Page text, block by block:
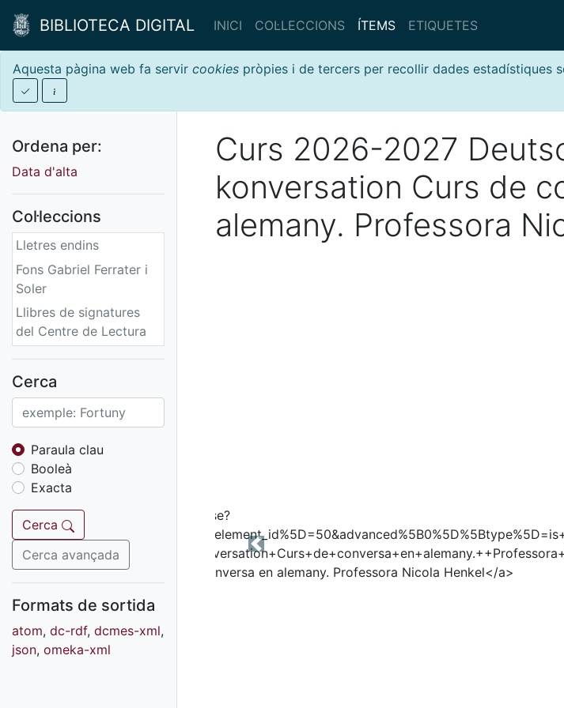
BIBLIOTECA DIGITAL INICI COL·LECCIONS ÍTEMS ETIQUETES
Aquesta pàgina web fa servir cookies pròpies i de tercers per recollir dades estadístiques
Ordena per:
Data d'alta
Col·leccions
Lletres endins
Fons Gabriel Ferrater i
Soler
Llibres de signatures
del Centre de Lectura
Fons sonor de Ràdio
Reus
Cartells
Fons audiovisual
Fons local
Fons sonor
Goigs
Fons fotogràfic
Fons d'art
Cerca
Paraula clau
Booleà
Exacta
Cerca
Cerca avançada
Formats de sortida
atom, dc-rdf, dcmes-xml,
json, omeka-xml
Curs 2026-2027
konversation Curs de
alemany. Professora
Previous